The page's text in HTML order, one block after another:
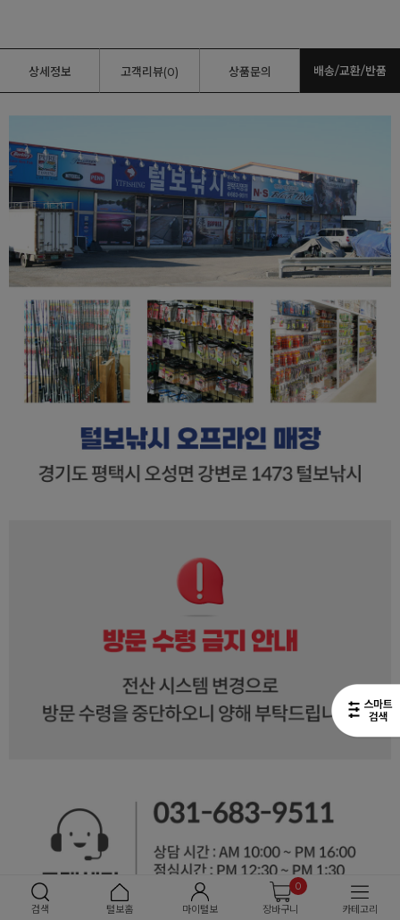
검색 털보홈 마이털보
0
장바구니
카테고리
상세정보 고객리뷰(0) 상품문의 배송/교환/반품